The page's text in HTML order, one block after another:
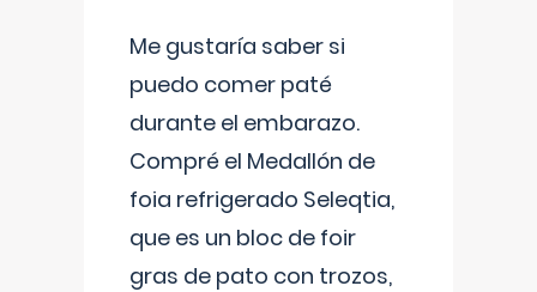
Me gustaría saber si
puedo comer paté
durante el embarazo.
Compré el Medallón de
foia refrigerado Seleqtia,
que es un bloc de foir
gras de pato con trozos,